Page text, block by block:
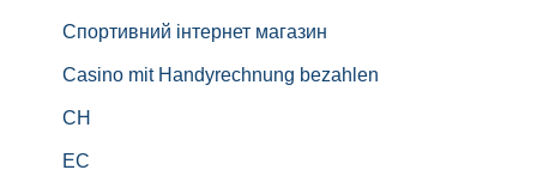
Спортивний інтернет магазин
Casino mit Handyrechnung bezahlen
CH
EC